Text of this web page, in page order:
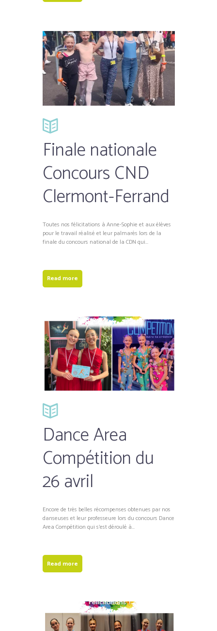
Finale nationale
Concours CND
Clermont-Ferrand
Toutes nos félicitations à Anne-Sophie et aux élèves
pour le travail réalisé et leur palmarès lors de la
finale du concours national de la CDN qui...
Read more
Dance Area
Compétition du
26 avril
Encore de très belles récompenses obtenues par nos
danseuses et leur professeure lors du concours Dance
Area Compétition qui s’est déroulé à...
Read more